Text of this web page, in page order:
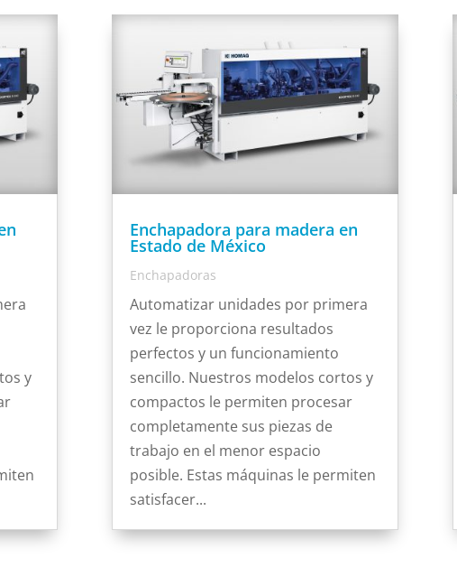
y
Enchapadora para madera en
Estado de México
Enchapadoras
Automatizar unidades por primera
vez le proporciona resultados
perfectos y un funcionamiento
sencillo. Nuestros modelos cortos y
compactos le permiten procesar
completamente sus piezas de
trabajo en el menor espacio
posible. Estas máquinas le permiten
satisfacer...